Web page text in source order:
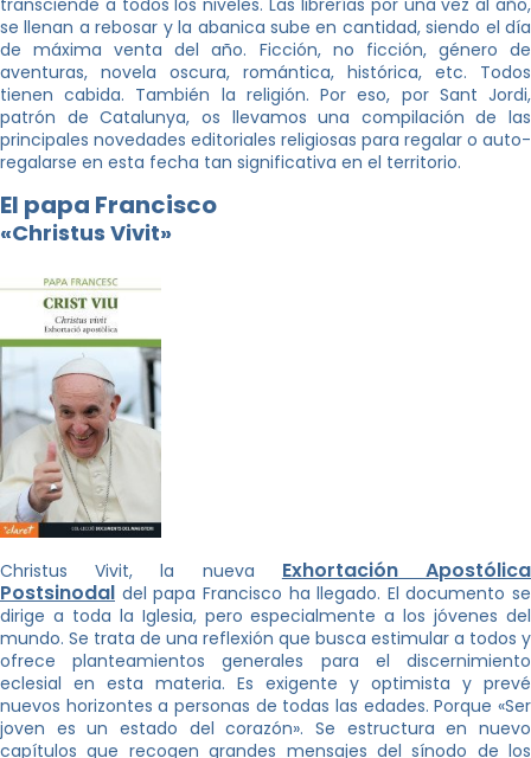
se llenan a rebosar y la abanica sube en cantidad, siendo el día
de máxima venta del año. Ficción, no ficción, género de
aventuras, novela oscura, romántica, histórica, etc. Todos
tienen cabida. También la religión. Por eso, por Sant Jordi,
patrón de Catalunya, os llevamos una compilación de las
principales novedades editoriales religiosas para regalar o auto-
regalarse en esta fecha tan significativa en el territorio.
El papa Francisco
«Christus Vivit»
Christus Vivit, la nueva Exhortación Apostólica
Postsinodal del papa Francisco ha llegado. El documento se
dirige a toda la Iglesia, pero especialmente a los jóvenes del
mundo. Se trata de una reflexión que busca estimular a todos y
ofrece planteamientos generales para el discernimiento
eclesial en esta materia. Es exigente y optimista y prevé
nuevos horizontes a personas de todas las edades. Porque «Ser
joven es un estado del corazón». Se estructura en nuevo
capítulos que recogen grandes mensajes del sínodo de los